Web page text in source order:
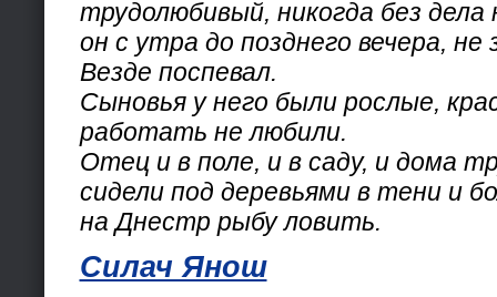
трудолюбивый, никогда без
он с утра до позднего вечера, не
Везде поспевал.
Сыновья у него были рослые,
работать не любили.
Отец и в поле, и в саду, и дома
сидели под деревьями в тени и
на Днестр рыбу ловить.
Силач Янош